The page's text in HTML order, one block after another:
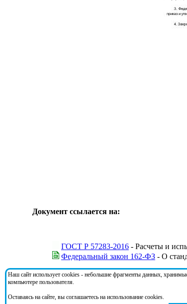
Документ ссылается на:
ГОСТ Р 57283-2016 - Расчеты и
Федеральный закон 162-ФЗ - О
На документ ссылаются:
Наш сайт использует cookies - небольшие фрагменты данных,
компьютере пользователя.
Оставаясь на сайте, вы соглашаетесь на использование cookies.